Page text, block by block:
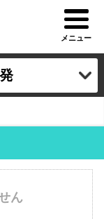
メニュー
ん